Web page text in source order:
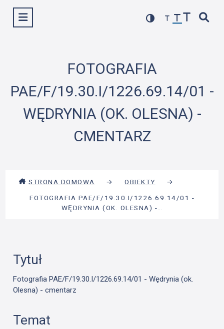
Wyświetl menu
FOTOGRAFIA
PAE/F/19.30.I/1226.69.14/01 -
WĘDRYNIA (OK. OLESNA) -
CMENTARZ
STRONA DOMOWA → OBIEKTY
→
FOTOGRAFIA PAE/F/19.30.I/1226.69.14/01 -
WĘDRYNIA (OK. OLESNA) -…
Tytuł
Fotografia PAE/F/19.30.I/1226.69.14/01 - Wędrynia (ok.
Olesna) - cmentarz
Temat